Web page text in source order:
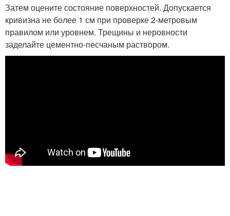
Затем оцените состояние поверхностей. Допускается
кривизна не более 1 см при проверке 2-метровым
правилом или уровнем. Трещины и неровности
заделайте цементно-песчаным раствором.